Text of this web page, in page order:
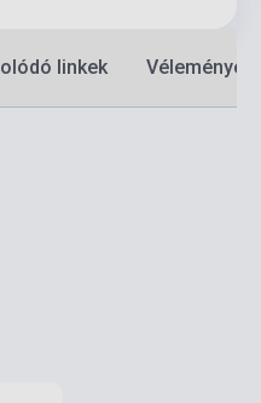
linkek Vélemények